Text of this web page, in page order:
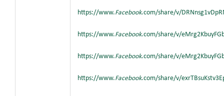
https://www.Facebook.com/share/v/
https://www.Facebook.com/share/v/
https://www.Facebook.com/share/v/
https://www.Facebook.com/share/v/